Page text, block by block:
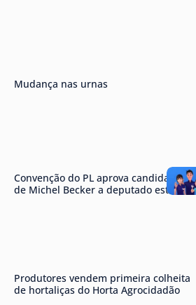
Mudança nas urnas
Convenção do PL aprova candidatura
de Michel Becker a deputado estadual
Produtores vendem primeira colheita
de hortaliças do Horta Agrocidadão